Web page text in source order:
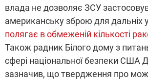
влада не дозволяє ЗСУ
американську зброю для дальніх
полягає в обмеженій кількості
Також радник Білого дому з
сфері національної безпеки США
зазначив, що твердження про